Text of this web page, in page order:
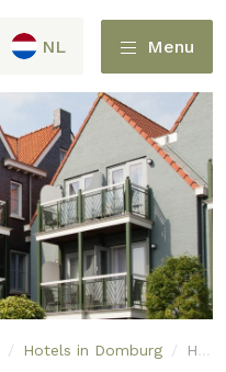
Menu
NL
/ Hotels in Domburg / Hotel in den Brouwery